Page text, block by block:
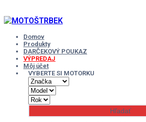
to
content
Domov
Produkty
DARČEKOVÝ POUKAZ
VÝPREDAJ
Môj účet
VYBERTE SI MOTORKU